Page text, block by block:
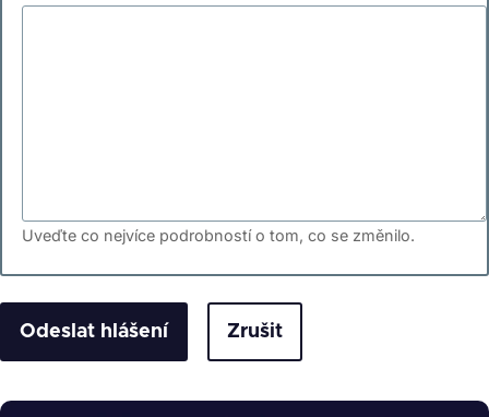
Uveďte co nejvíce podrobností o tom, co se změnilo.
Zrušit